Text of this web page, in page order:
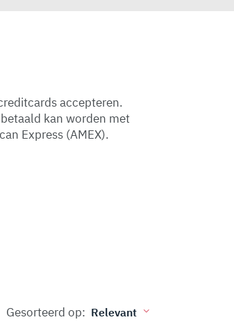
accepteren.
kan worden met
Express (AMEX).
Gesorteerd op: